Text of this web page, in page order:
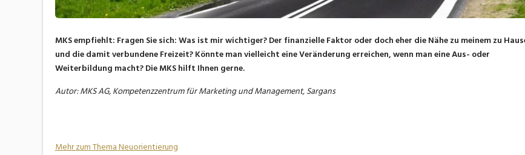
MKS empfiehlt: Fragen Sie sich: Was ist mir wichtiger? Der finanzielle Faktor oder doch eher die Nähe zu meinem zu
und die damit verbundene Freizeit? Könnte man vielleicht eine Veränderung erreichen, wenn man eine Aus- oder
Weiterbildung macht? Die MKS hilft Ihnen gerne.
Autor: MKS AG, Kompetenzzentrum für Marketing und Management, Sargans
Mehr zum Thema Neuorientierung